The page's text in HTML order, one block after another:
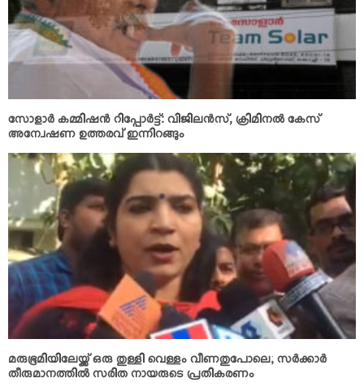
സോളാര്‍ കമ്മിഷന്‍ റിപ്പോര്‍ട്ട്: വിജിലന്‍സ്, ക്രിമിനല്‍ കേസ്
അന്വേഷണ ഉത്തരവ് ഇന്നിറങ്ങും
മരുഭൂമിയിലേയ്ക്ക് ഒരു തുള്ളി വെള്ളം വീണതുപോലെ; സര്‍ക്കാര്‍
തീരുമാനത്തില്‍ സരിത നായരുടെ പ്രതികരണം